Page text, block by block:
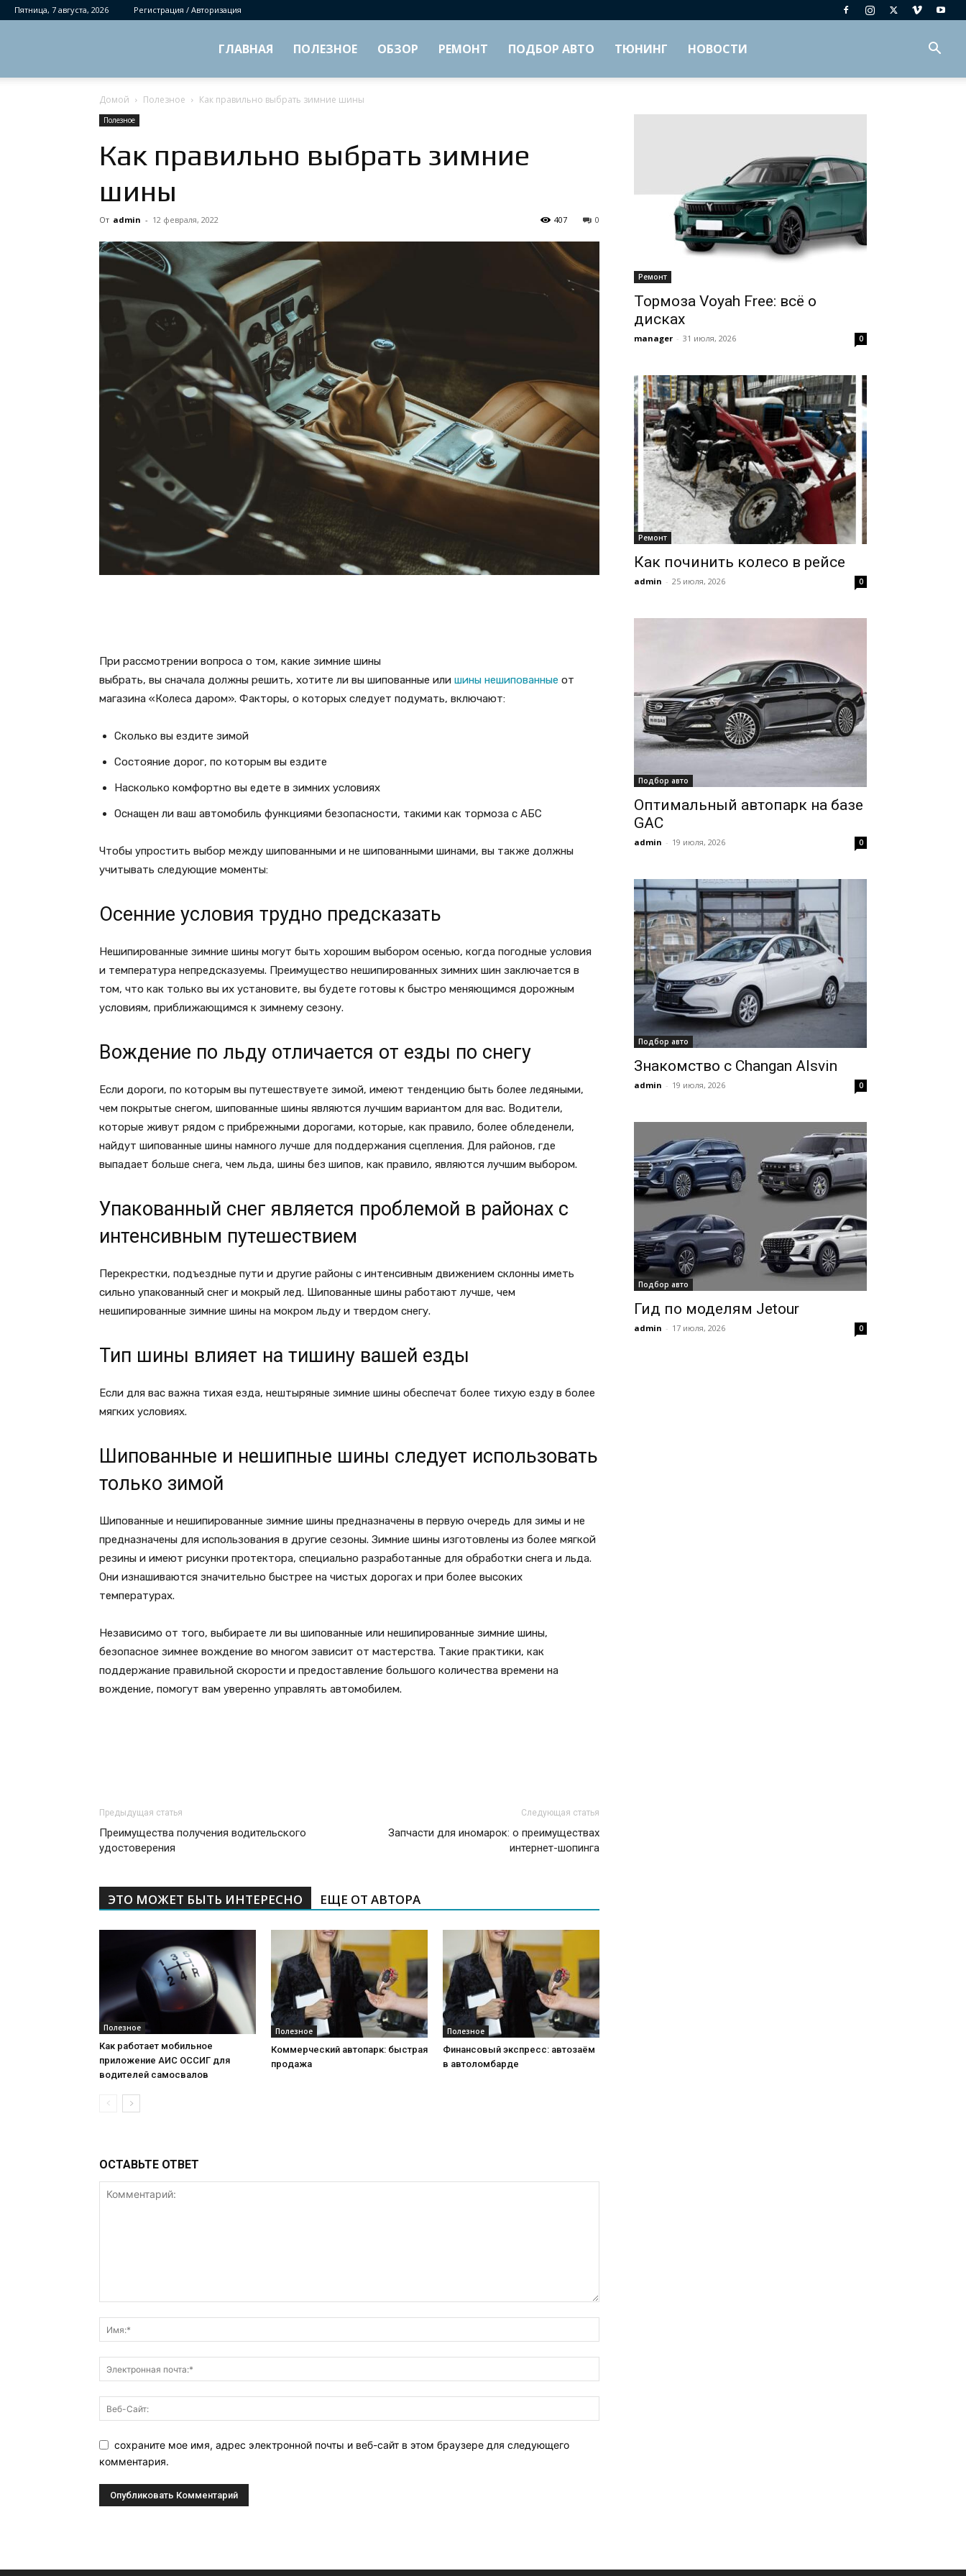
Пятница, 7 августа, 2026 Регистрация / Авторизация
ГЛАВНАЯ ПОЛЕЗНОЕ ОБЗОР РЕМОНТ ПОДБОР АВТО ТЮНИНГ НОВОСТИ
Домой Полезное Как правильно выбрать зимние шины
Полезное
Как правильно выбрать зимние
шины
От admin - 12 февраля, 2022 0
407
При рассмотрении вопроса о том, какие зимние шины
выбрать, вы сначала должны решить, хотите ли вы шипованные или шины нешипованные от
магазина «Колеса даром». Факторы, о которых следует подумать, включают:
Сколько вы ездите зимой
Состояние дорог, по которым вы ездите
Насколько комфортно вы едете в зимних условиях
Оснащен ли ваш автомобиль функциями безопасности, такими как тормоза с АБС
Чтобы упростить выбор между шипованными и не шипованными шинами, вы также должны
учитывать следующие моменты:
Осенние условия трудно предсказать
Нешипированные зимние шины могут быть хорошим выбором осенью, когда погодные условия
и температура непредсказуемы. Преимущество нешипированных зимних шин заключается в
том, что как только вы их установите, вы будете готовы к быстро меняющимся дорожным
условиям, приближающимся к зимнему сезону.
Вождение по льду отличается от езды по снегу
Если дороги, по которым вы путешествуете зимой, имеют тенденцию быть более ледяными,
чем покрытые снегом, шипованные шины являются лучшим вариантом для вас. Водители,
которые живут рядом с прибрежными дорогами, которые, как правило, более обледенели,
найдут шипованные шины намного лучше для поддержания сцепления. Для районов, где
выпадает больше снега, чем льда, шины без шипов, как правило, являются лучшим выбором.
Упакованный снег является проблемой в районах с
интенсивным путешествием
Перекрестки, подъездные пути и другие районы с интенсивным движением склонны иметь
сильно упакованный снег и мокрый лед. Шипованные шины работают лучше, чем
нешипированные зимние шины на мокром льду и твердом снегу.
Тип шины влияет на тишину вашей езды
Если для вас важна тихая езда, нештыряные зимние шины обеспечат более тихую езду в более
мягких условиях.
Шипованные и нешипные шины следует использовать
только зимой
Шипованные и нешипированные зимние шины предназначены в первую очередь для зимы и не
предназначены для использования в другие сезоны. Зимние шины изготовлены из более мягкой
резины и имеют рисунки протектора, специально разработанные для обработки снега и льда.
Они изнашиваются значительно быстрее на чистых дорогах и при более высоких
температурах.
Независимо от того, выбираете ли вы шипованные или нешипированные зимние шины,
безопасное зимнее вождение во многом зависит от мастерства. Такие практики, как
поддержание правильной скорости и предоставление большого количества времени на
вождение, помогут вам уверенно управлять автомобилем.
Предыдущая статья
Преимущества получения водительского
удостоверения
Следующая статья
Запчасти для иномарок: о преимуществах
интернет-шопинга
ЭТО МОЖЕТ БЫТЬ ИНТЕРЕСНО ЕЩЕ ОТ АВТОРА
Полезное
Как работает мобильное
приложение АИС ОССИГ для
водителей самосвалов
Полезное
Коммерческий автопарк: быстрая
продажа
Полезное
Финансовый экспресс: автозаём
в автоломбарде
ОСТАВЬТЕ ОТВЕТ
сохраните мое имя, адрес электронной почты и веб-сайт в этом браузере для следующего
комментария.
Ремонт
Тормоза Voyah Free: всё о
дисках
manager - 31 июля, 2026 0
Ремонт
Как починить колесо в рейсе
admin - 25 июля, 2026 0
Подбор авто
Оптимальный автопарк на базе
GAC
admin - 19 июля, 2026 0
Подбор авто
Знакомство с Changan Alsvin
admin - 19 июля, 2026 0
Подбор авто
Гид по моделям Jetour
admin - 17 июля, 2026 0